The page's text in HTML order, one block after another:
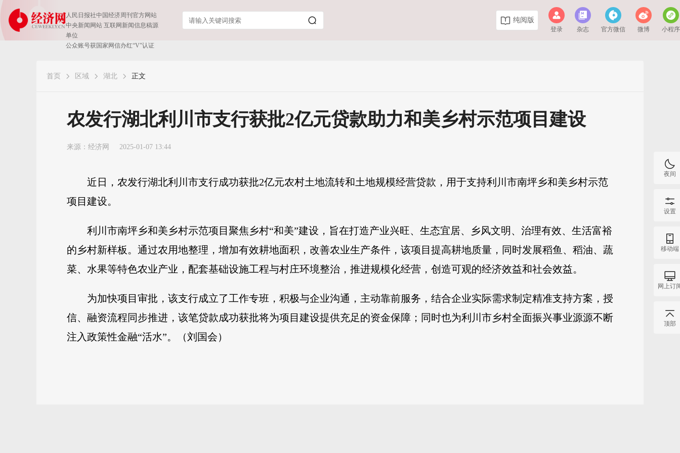
人民日报社中国经济周刊官方网站
中央新闻网站 互联网新闻信息稿源
单位
公众账号获国家网信办红“V”认证
纯阅版
登录 杂志 官方微信 微博 小程序
首页 区域 湖北 正文
农发行湖北利川市支行获批2亿元贷款助力和美乡村示范项目建设
来源： 经济网 2025-01-07 13:44
近日，农发行湖北利川市支行成功获批2亿元农村土地流转和土地规模经营贷款，用于支持利川市南坪乡和美乡村示范
项目建设。
利川市南坪乡和美乡村示范项目聚焦乡村“和美”建设，旨在打造产业兴旺、生态宜居、乡风文明、治理有效、生活富裕
的乡村新样板。通过农用地整理，增加有效耕地面积，改善农业生产条件，该项目提高耕地质量，同时发展稻鱼、稻油、蔬
菜、水果等特色农业产业，配套基础设施工程与村庄环境整治，推进规模化经营，创造可观的经济效益和社会效益。
为加快项目审批，该支行成立了工作专班，积极与企业沟通，主动靠前服务，结合企业实际需求制定精准支持方案，授
信、融资流程同步推进，该笔贷款成功获批将为项目建设提供充足的资金保障；同时也为利川市乡村全面振兴事业源源不断
注入政策性金融“活水”。（刘国会）
夜间
设置
移动端
网上订
顶部